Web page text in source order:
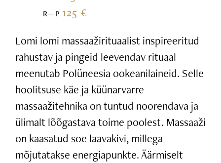
R—P125 €
Lomi lomi massaažirituaalist inspireeritud
rahustav ja pingeid leevendav rituaal
meenutab Polüneesia ookeanilaineid. Selle
hoolitsuse käe ja küünarvarre
massaažitehnika on tuntud noorendava ja
ülimalt lõõgastava toime poolest. Massaaži
on kaasatud soe laavakivi, millega
mõjutatakse energiapunkte. Äärmiselt